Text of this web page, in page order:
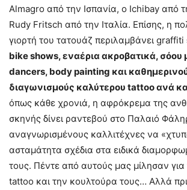
Almagro από την Ισπανία, ο Ichibay από
Rudy Fritsch από την Ιταλία. Επίσης, η
γιορτή του τατουάζ περιλαμβάνει graffiti
bike shows, εναέρια ακροβατικά, σόου
dancers, body painting και
διαγωνισμούς καλύτερου tattoo ανά
όπως κάθε χρονιά, η αφρόκρεμα της
σκηνής δίνει ραντεβού στο Παλαιό
αναγνωρισμένους καλλιτέχνες να
ασταμάτητα σχέδια στα ειδικά
τους. Πέντε από αυτούς μας μίλησαν
tattoo και την κουλτούρα τους… Αλλά